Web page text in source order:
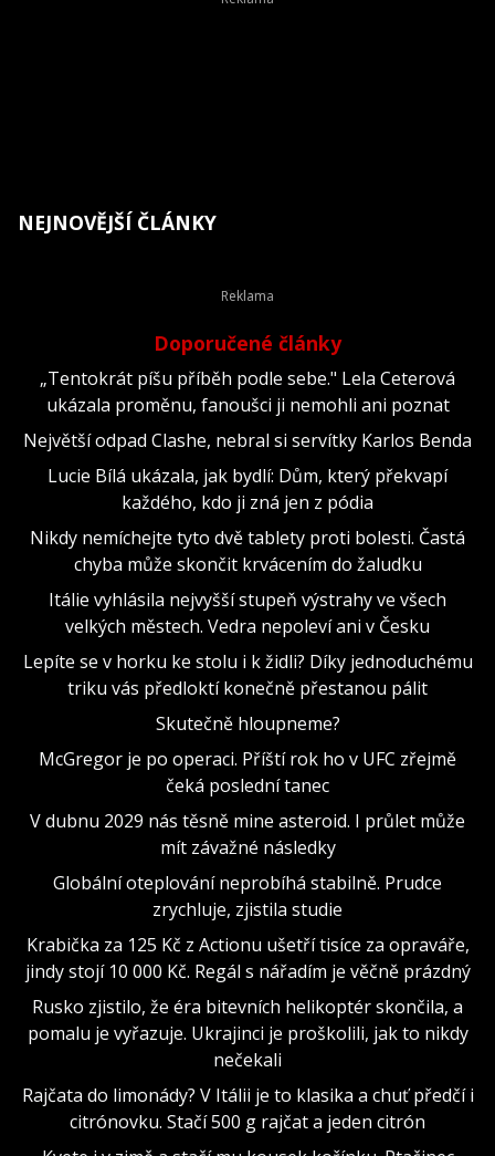
NEJNOVĚJŠÍ ČLÁNKY
Doporučené články
„Tentokrát píšu příběh podle sebe." Lela Ceterová
ukázala proměnu, fanoušci ji nemohli ani poznat
Největší odpad Clashe, nebral si servítky Karlos Benda
Lucie Bílá ukázala, jak bydlí: Dům, který překvapí
každého, kdo ji zná jen z pódia
Nikdy nemíchejte tyto dvě tablety proti bolesti. Častá
chyba může skončit krvácením do žaludku
Itálie vyhlásila nejvyšší stupeň výstrahy ve všech
velkých městech. Vedra nepoleví ani v Česku
Lepíte se v horku ke stolu i k židli? Díky jednoduchému
triku vás předloktí konečně přestanou pálit
Skutečně hloupneme?
McGregor je po operaci. Příští rok ho v UFC zřejmě
čeká poslední tanec
V dubnu 2029 nás těsně mine asteroid. I průlet může
mít závažné následky
Globální oteplování neprobíhá stabilně. Prudce
zrychluje, zjistila studie
Krabička za 125 Kč z Actionu ušetří tisíce za opraváře,
jindy stojí 10 000 Kč. Regál s nářadím je věčně prázdný
Rusko zjistilo, že éra bitevních helikoptér skončila, a
pomalu je vyřazuje. Ukrajinci je proškolili, jak to nikdy
nečekali
Rajčata do limonády? V Itálii je to klasika a chuť předčí i
citrónovku. Stačí 500 g rajčat a jeden citrón